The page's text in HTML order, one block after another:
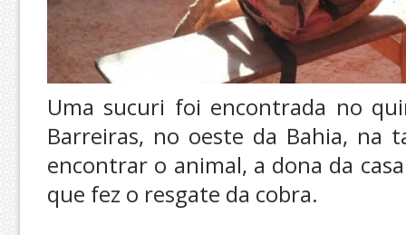
Uma sucuri foi encontrada no
Barreiras, no oeste da Bahia, na
encontrar o animal, a dona da
que fez o resgate da cobra.